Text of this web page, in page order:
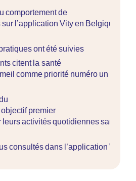
comportement de
l’application Vity en Belgique en
ont été suivies
citent la santé
comme priorité numéro un pour
premier
leurs activités quotidiennes sans
consultés dans l’application Vity